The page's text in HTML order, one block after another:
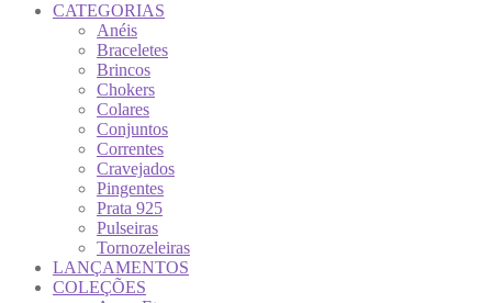
CATEGORIAS
Anéis
Braceletes
Brincos
Chokers
Colares
Conjuntos
Correntes
Cravejados
Pingentes
Prata 925
Pulseiras
Tornozeleiras
LANÇAMENTOS
COLEÇÕES